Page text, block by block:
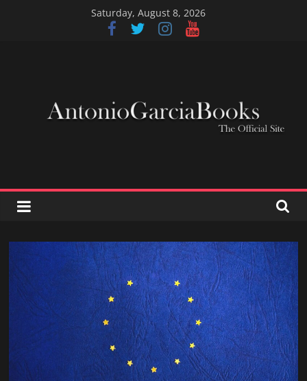
Saturday, August 8, 2026